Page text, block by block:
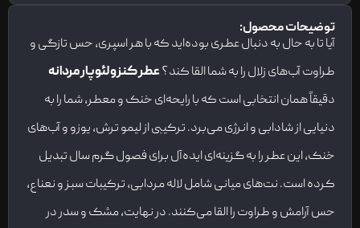
توضیحات محصول:
آیا تا به حال به دنبال عطری بوده‌اید که با هر اسپری، حس تازگی و
طراوت آب‌های زلال را به شما القا کند؟عطر کنزو لئوپار مردانه
دقیقاً همان انتخابی است که با رایحه‌ای خنک و معطر، شما را به
دنیایی از شادابی و انرژی می‌برد. ترکیبی از لیمو ترش، یوزو و آب‌های
خنک، این عطر را به گزینه‌ای ایده‌آل برای فصول گرم سال تبدیل
کرده است. نت‌های میانی شامل لاله مردابی، ترکیبات سبز و نعناع،
حس آرامش و طراوت را القا می‌کنند. در نهایت، مشک و سدر در